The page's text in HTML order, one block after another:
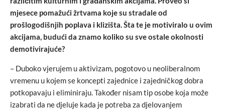
mjesece pomažući žrtvama koje su stradale od
prošlogodišnjih poplava i klizišta. Šta te je motiviralo u ovim
akcijama, budući da znamo koliko su sve ostale okolnosti
demotivirajuće?
– Duboko vjerujem u aktivizam, pogotovo u neoliberalnom
vremenu u kojem se koncepti zajednice i zajedničkog dobra
potkopavaju i eliminiraju. Također nisam tip osobe koja može
izabrati da ne djeluje kada je potreba za djelovanjem